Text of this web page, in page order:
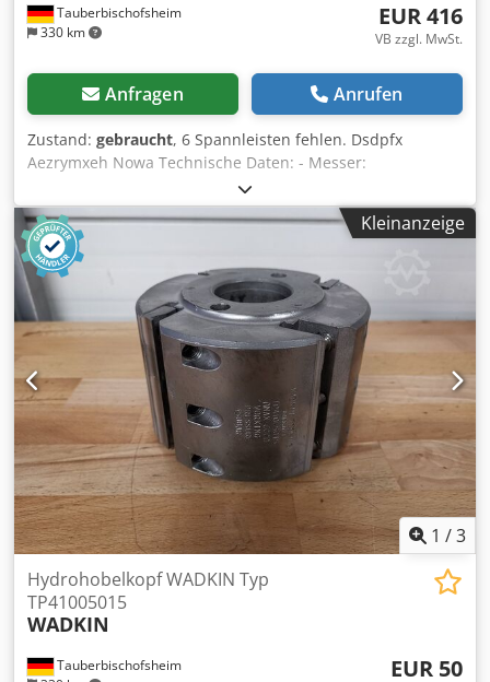
Tauberbischofsheim
330 km
EUR 416
VB zzgl. MwSt.
Anfragen Anrufen
Zustand: gebraucht, 6 Spannleisten fehlen. Dsdpfx
Aezrymxeh Nowa Technische Daten: - Messer:
Streifenhobelmesser Z12(6) - Flugkreis (ø): 200 mm -
Bohrung: 50 mm - Länge: 260 mm - Material: Stahl
Kleinanzeige
1 /3
Tauberbischofsheim
Hydrohobelkopf WADKIN Typ
TP41005015
WADKIN
EUR 50